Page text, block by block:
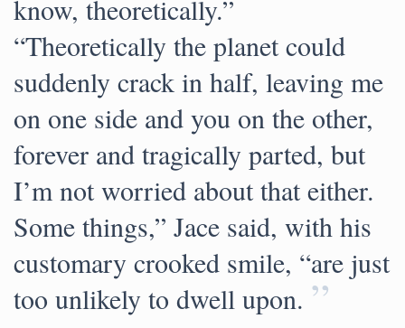
know, theoretically.”
“Theoretically the planet could
suddenly crack in half, leaving me
on one side and you on the other,
forever and tragically parted, but
I’m not worried about that either.
Some things,” Jace said, with his
customary crooked smile, “are just
too unlikely to dwell upon. ”